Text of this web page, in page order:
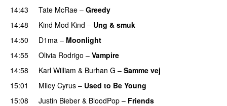
14:43 Tate McRae – Greedy
14:48
Kind Mod Kind – Ung & smuk
14:50
D1ma – Moonlight
14:55
Olivia Rodrigo – Vampire
14:58 Karl William & Burhan G – Samme vej
15:01
Miley Cyrus – Used to Be Young
15:08
Justin Bieber & BloodPop – Friends